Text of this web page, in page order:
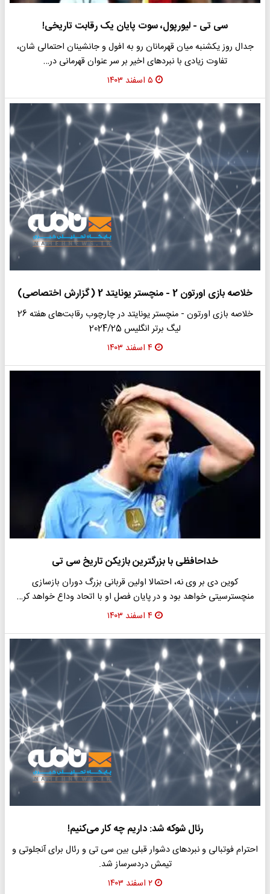
سی تی - لیورپول، سوت پایان یک رقابت تاریخی!
جدال روز یکشنبه میان قهرمانان رو به افول و جانشینان احتمالی شان،
تفاوت زیادی با نبردهای اخیر بر سر عنوان قهرمانی در…
۵ اسفند ۱۴۰۳
خلاصه بازی اورتون 2 - منچستر یونایتد 2 (گزارش اختصاصی)
خلاصه بازی اورتون - منچستر یونایتد در چارچوب رقابت‌های هفته 26
لیگ برتر انگلیس 2024/25
۴ اسفند ۱۴۰۳
خداحافظی با بزرگترین بازیکن تاریخ سی تی
کوین دی بر وی نه، احتمالا اولین قربانی بزرگ دوران بازسازی
منچسترسیتی خواهد بود و در پایان فصل او با اتحاد وداع خواهد کر…
۴ اسفند ۱۴۰۳
رئال شوکه شد: داریم چه کار می‌کنیم!
احترام فوتبالی و نبردهای دشوار قبلی بین سی تی و رئال برای آنجلوتی و
تیمش دردسرساز شد.
۲ اسفند ۱۴۰۳